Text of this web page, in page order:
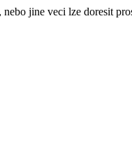
jine veci lze doresit